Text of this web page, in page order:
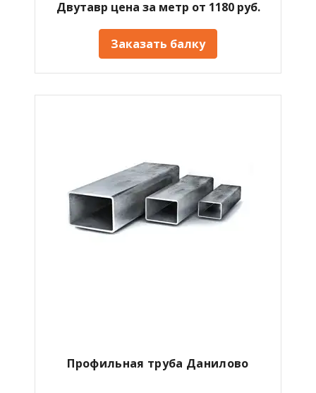
Двутавр цена за метр от 1180 руб.
Заказать балку
Профильная труба Данилово